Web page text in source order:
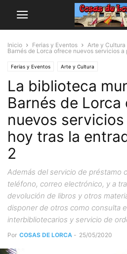
Inicio Ferias y Eventos Arte y Cultura
Barnés de Lorca ofrece nuevos servicios a
Ferias y Eventos Arte y Cultura
La biblioteca
Barnés de Lorca
nuevos
hoy tras la
2
Además del servicio de préstamo
teléfono, correo electrónico, y a
devolución de libros y otros
disponer de otros como consulta
interbibliotecarios y servicio de
Por COSAS DE LORCA - 25/05/2020